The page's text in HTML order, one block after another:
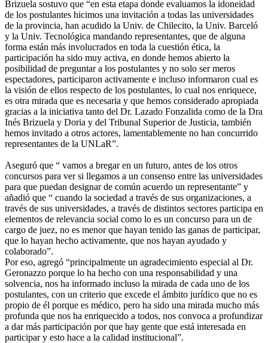
Brizuela sostuvo que “en esta etapa donde evaluamos la idoneidad
de los postulantes hicimos una invitación a todas las universidades
de la provincia, han acudido la Univ. de Chilecito, la Univ. Barceló
y la Univ. Tecnológica mandando representantes, que de alguna
forma están más involucrados en toda la cuestión ética, la
participación ha sido muy activa, en donde hemos abierto la
posibilidad de preguntar a los postulantes y no solo ser meros
espectadores, participaron activamente e incluso informaron cual es
la visión de ellos respecto de los postulantes, lo cual nos enriquece,
es otra mirada que es necesaria y que hemos considerado apropiada
gracias a la iniciativa tanto del Dr. Lazado Fonzalida como de la Dra
Inés Brizuela y Doria y del Tribunal Superior de Justicia, también
hemos invitado a otros actores, lamentablemente no han concurrido
representantes de la UNLaR”.
Aseguró que “ vamos a bregar en un futuro, antes de los otros
concursos para ver si llegamos a un consenso entre las universidades
para que puedan designar de común acuerdo un representante” y
añadió que “ cuando la sociedad a través de sus organizaciones, a
través de sus universidades, a través de distintos sectores participa en
elementos de relevancia social como lo es un concurso para un de
cargo de juez, no es menor que hayan tenido las ganas de participar,
que lo hayan hecho activamente, que nos hayan ayudado y
colaborado”.
Por eso, agregó “principalmente un agradecimiento especial al Dr.
Geronazzo porque lo ha hecho con una responsabilidad y una
solvencia, nos ha informado incluso la mirada de cada uno de los
postulantes, con un criterio que excede el ámbito jurídico que no es
propio de él porque es médico, pero ha sido una mirada mucho más
profunda que nos ha enriquecido a todos, nos convoca a profundizar
a dar más participación por que hay gente que está interesada en
participar y esto hace a la calidad institucional”.